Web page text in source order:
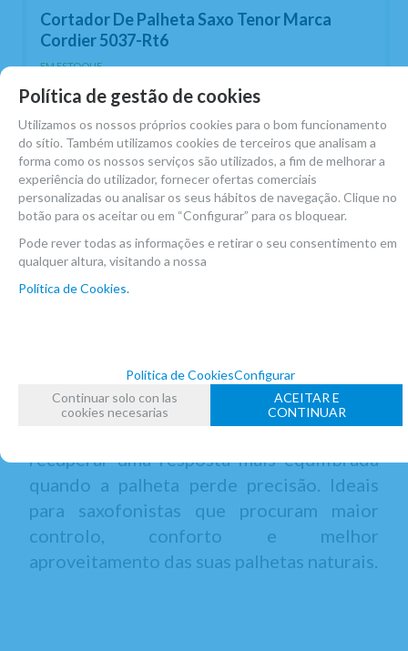
Cortador De Palheta Saxo Tenor Marca
Cordier 5037-Rt6
EM ESTOQUE
56,18€
13.00%IVA incluído
Unidade
ADICIONAR AO CARRINHO
mostrar 1ao2de2
tenor de marcas como Rigotti e Marca. São
acessórios práticos para ajustar a ponta da
palheta, prolongar a sua vida útil e
recuperar uma resposta mais equilibrada
quando a palheta perde precisão. Ideais
para saxofonistas que procuram maior
controlo, conforto e melhor
aproveitamento das suas palhetas naturais.
Política de gestão de cookies
Utilizamos os nossos próprios cookies para o bom funcionamento
do sítio. Também utilizamos cookies de terceiros que analisam a
forma como os nossos serviços são utilizados, a fim de melhorar a
experiência do utilizador, fornecer ofertas comerciais
personalizadas ou analisar os seus hábitos de navegação. Clique no
botão para os aceitar ou em “Configurar” para os bloquear.
Pode rever todas as informações e retirar o seu consentimento em
qualquer altura, visitando a nossa
Política de Cookies.
Política de CookiesConfigurar
Continuar solo con las
cookies necesarias
ACEITAR E
CONTINUAR